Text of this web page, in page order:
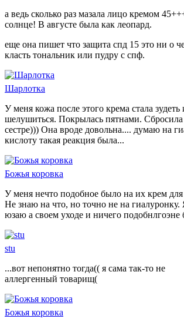
а ведь сколько раз мазала лицо кремом
солнце! В августе была как леопард.
еще она пишет что защита спд 15 это ни о
класть тональник или пудру с спф.
Шарлотка
У меня кожа после этого крема стала зудеть
шелушиться. Покрылась пятнами. Сбросила
сестре))) Она вроде довольна.... думаю на
кислоту такая реакция была...
Божья коровка
У меня нечто подобное было на их крем для
Не знаю на что, но точно не на гиалуронку.
юзаю а своем уходе и ничего подобнлгоэне
stu
...вот непонятно тогда(( я сама так-то не
аллергенный товарищ(
Божья коровка